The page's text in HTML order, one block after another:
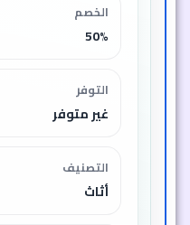
الخصم
50%
التوفر
غير متوفر
التصنيف
أثاث